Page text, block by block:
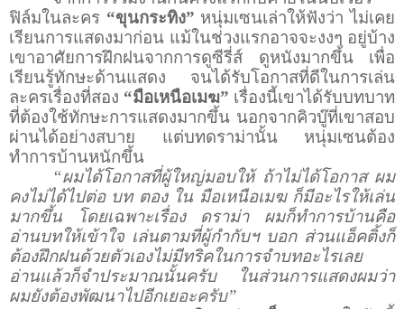
ฟิล์มในละคร “ขุนกระทิง” หนุ่มเซนเล่าให้ฟังว่า ไม่เคย
เรียนการแสดงมาก่อน แม้ในช่วงแรกอาจจะงงๆ อยู่บ้าง
เขาอาศัยการฝึกฝนจากการดูซีรี่ส์ ดูหนังมากขึ้น เพื่อ
เรียนรู้ทักษะด้านแสดง จนได้รับโอกาสที่ดีในการเล่น
ละครเรื่องที่สอง “มือเหนือเมฆ” เรื่องนี้เขาได้รับบทบาท
ที่ต้องใช้ทักษะการแสดงมากขึ้น นอกจากคิวบู๊ที่เขาสอบ
ผ่านได้อย่างสบาย แต่บทดราม่านั้น หนุ่มเซนต้อง
ทำการบ้านหนักขึ้น
“ผมได้โอกาสที่ผู้ใหญ่มอบให้ ถ้าไม่ได้โอกาส ผม
คงไม่ได้ไปต่อบท ตอง ใน มือเหนือเมฆ ก็มีอะไรให้เล่น
มากขึ้น โดยเฉพาะเรื่อง ดราม่า ผมก็ทำการบ้านคือ
อ่านบทให้เข้าใจ เล่นตามที่ผู้กำกับฯ บอก ส่วนแอ็คติ้งก็
ต้องฝึกฝนด้วยตัวเองไม่มีทริคในการจำบทอะไรเลย
อ่านแล้วก็จำประมาณนั้นครับ
ในส่วนการแสดงผมว่า
ผมยังต้องพัฒนาไปอีกเยอะครับ”